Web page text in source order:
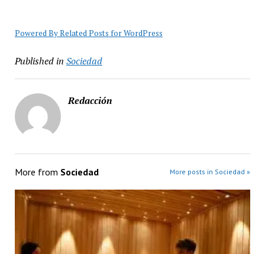
Powered By Related Posts for WordPress
Published in Sociedad
Redacción
More from Sociedad More posts in Sociedad »